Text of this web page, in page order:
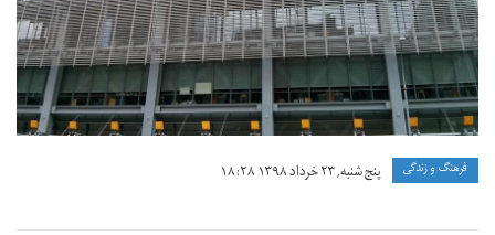
فرهنگ و زندگی پنج شنبه, ۲۳ خرداد ۱۳۹۸ ۱۸:۲۸